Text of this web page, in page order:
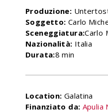
Produzione:
Soggetto: Carlo
Sceneggiatura:Carlo
Nazionalità: Italia
Durata:8 min
Location: Galatina
Finanziato da: Apulia